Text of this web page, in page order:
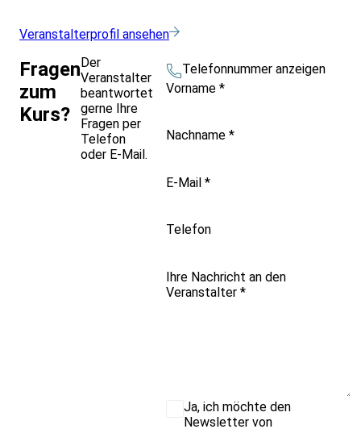
Veranstalterprofil ansehen
Fragen
zum
Kurs?
Der
Veranstalter
beantwortet
gerne Ihre
Fragen per
Telefon
oder E-Mail.
Telefonnummer anzeigen
Vorname *
Nachname *
E-Mail *
Telefon
Ihre Nachricht an den
Veranstalter *
Ja, ich möchte den
Newsletter von